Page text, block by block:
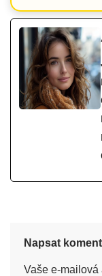
Napsat
Vaše e-mailová